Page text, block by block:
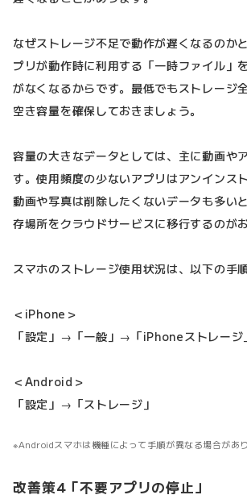
なぜストレージ不足で動作が遅くなるのか
プリが動作時に利用する「一時ファイル」
がなくなるからです。最低でもストレージ
空き容量を確保しておきましょう。
容量の大きなデータとしては、主に動画や
す。使用頻度の少ないアプリはアンインス
動画や写真は削除したくないデータも多い
存場所をクラウドサービスに移行するのが
スマホのストレージ使用状況は、以下の手
＜iPhone＞
「設定」→「一般」→「iPhoneストレージ
＜Android＞
「設定」→「ストレージ」
Androidスマホは機種によって手順が異なる場合があり
改善策4「不要アプリの停止」